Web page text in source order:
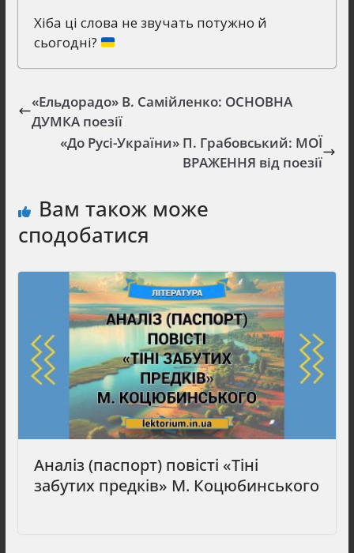
Хіба ці слова не звучать потужно й
сьогодні?
«Ельдорадо» В. Самійленко: ОСНОВНА
ДУМКА поезії
«До Русі-України» П. Грабовський: МОЇ
ВРАЖЕННЯ від поезії
Вам також може
сподобатися
Аналіз (паспорт) повісті «Тіні
забутих предків» М. Коцюбинського